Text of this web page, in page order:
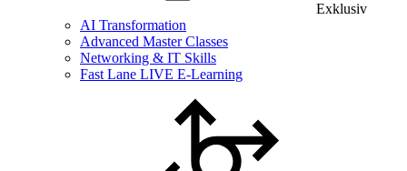
Exklusiv
AI Transformation
Advanced Master Classes
Networking & IT Skills
Fast Lane LIVE E-Learning